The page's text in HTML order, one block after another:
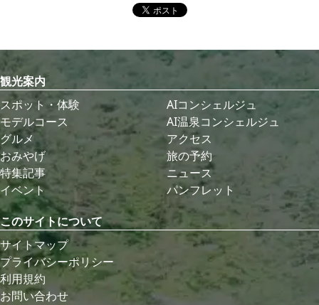
観光案内
スポット・体験
モデルコース
グルメ
おみやげ
特集記事
イベント
AIコンシェルジュ
AI温泉コンシェルジュ
アクセス
旅の予約
ニュース
パンフレット
このサイトについて
サイトマップ
プライバシーポリシー
利用規約
お問い合わせ